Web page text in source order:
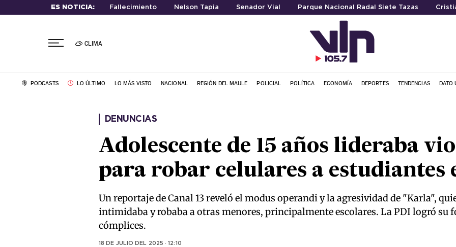
ES NOTICIA: Fallecimiento Nelson Tapia Senador Vial Parque Nacional Radal Siete Tazas
CLIMA
PODCASTS LO ÚLTIMO LO MÁS VISTO NACIONAL REGIÓN DEL MAULE POLICIAL POLÍTICA ECONOMÍA DEPORTES TENDENCIAS DATO
DENUNCIAS
Adolescente de 15 años lideraba
para robar celulares a estudiantes
Un reportaje de Canal 13 reveló el modus operandi y la agresividad de "Karla",
intimidaba y robaba a otras menores, principalmente escolares. La PDI logró su
cómplices.
18 DE JULIO DEL 2025 · 12:10